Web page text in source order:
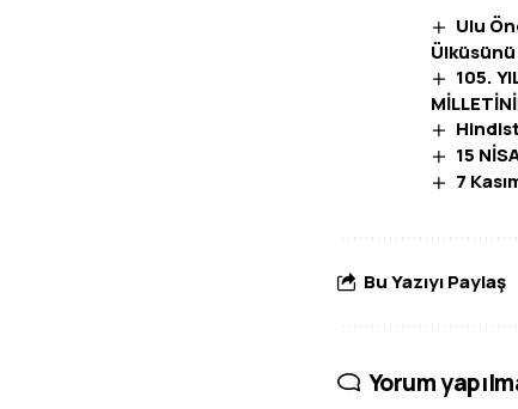
Ulu
Ülküsünü
105.
15
7
Bu Yazıyı Paylaş
Yorum